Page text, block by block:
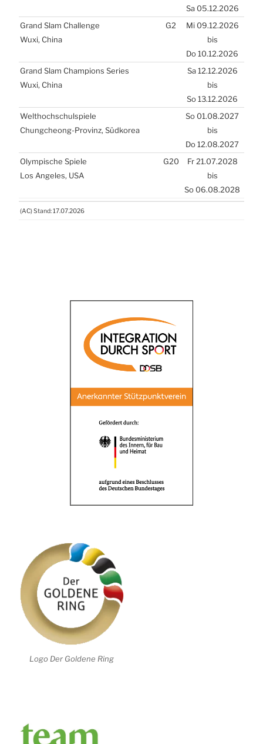
(AC) Stand: 17.07.2026
Sa 05.12.2026
Grand Slam Chal­len­ge
Wuxi, Chi­na
G2
Mi 09.12.2026
bis
Do 10.12.2026
Grand Slam Cham­pions Seri­es
Wuxi, Chi­na
Sa 12.12.2026
bis
So 13.12.2026
Welt­hoch­schul­spie­le
Chungche­ong-Pro­vinz, Süd­ko­rea
So 01.08.2027
bis
Do 12.08.2027
Olym­pi­sche Spie­le
Los Ange­les, USA
G20
Fr 21.07.2028
bis
So 06.08.2028
(AC) Stand: 17.07.2026
Logo Der Goldene Ring